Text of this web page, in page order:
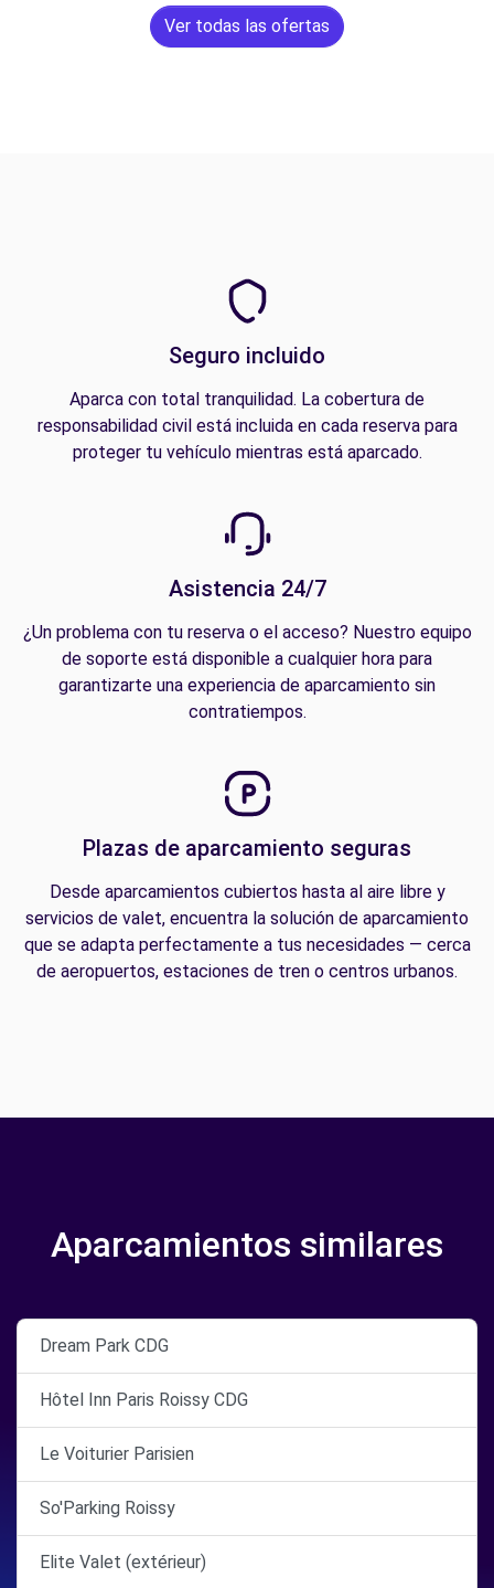
Ver todas las ofertas
Seguro incluido
Aparca con total tranquilidad. La cobertura de
responsabilidad civil está incluida en cada reserva para
proteger tu vehículo mientras está aparcado.
Asistencia 24/7
¿Un problema con tu reserva o el acceso? Nuestro equipo
de soporte está disponible a cualquier hora para
garantizarte una experiencia de aparcamiento sin
contratiempos.
Plazas de aparcamiento seguras
Desde aparcamientos cubiertos hasta al aire libre y
servicios de valet, encuentra la solución de aparcamiento
que se adapta perfectamente a tus necesidades — cerca
de aeropuertos, estaciones de tren o centros urbanos.
Aparcamientos similares
Dream Park CDG
Hôtel Inn Paris Roissy CDG
Le Voiturier Parisien
So'Parking Roissy
Elite Valet (extérieur)